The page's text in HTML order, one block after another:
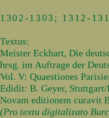
1302-1303; 1312-
Textus:
Meister Eckhart, Die
hrsg. im Auftrage der
Vol. V: Quaestiones
Edidit: B. Geyer,
Novam editionem curavit
(Pro textu digitalizato